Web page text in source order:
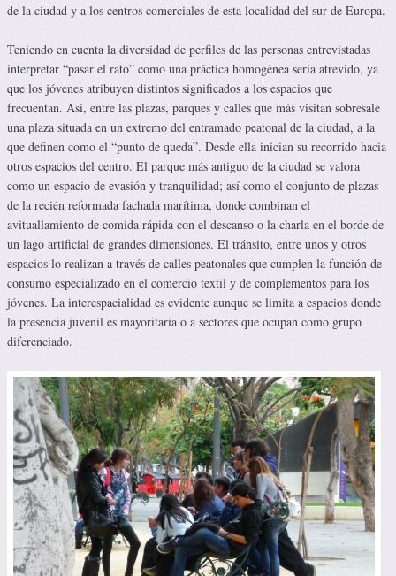
de la ciudad y a los centros comerciales de esta localidad del sur de Europa.
Teniendo en cuenta la diversidad de perfiles de las personas entrevistadas
interpretar “pasar el rato” como una práctica homogénea sería atrevido, ya
que los jóvenes atribuyen distintos significados a los espacios que
frecuentan. Así, entre las plazas, parques y calles que más visitan sobresale
una plaza situada en un extremo del entramado peatonal de la ciudad, a la
que definen como el “punto de queda”. Desde ella inician su recorrido hacia
otros espacios del centro. El parque más antiguo de la ciudad se valora
como un espacio de evasión y tranquilidad; así como el conjunto de plazas
de la recién reformada fachada marítima, donde combinan el
avituallamiento de comida rápida con el descanso o la charla en el borde de
un lago artificial de grandes dimensiones. El tránsito, entre unos y otros
espacios lo realizan a través de calles peatonales que cumplen la función de
consumo especializado en el comercio textil y de complementos para los
jóvenes. La interespacialidad es evidente aunque se limita a espacios donde
la presencia juvenil es mayoritaria o a sectores que ocupan como grupo
diferenciado.